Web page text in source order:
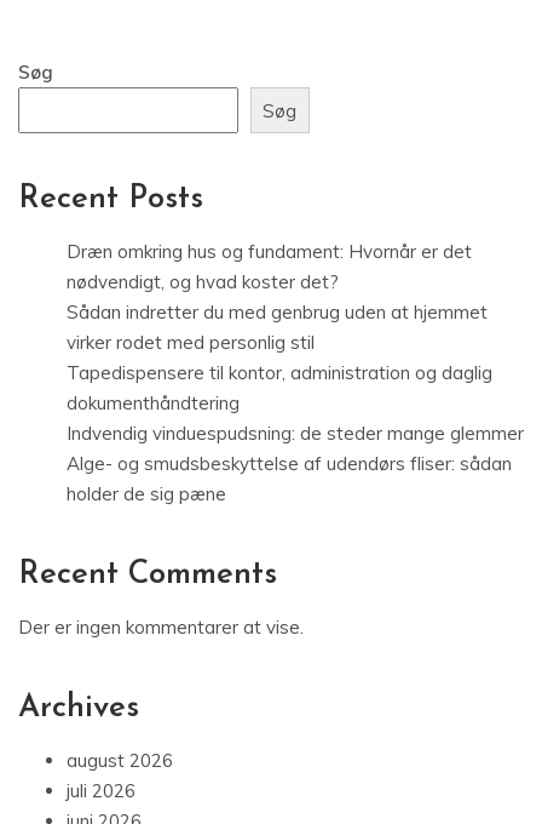
Søg
Søg
Recent Posts
Dræn omkring hus og fundament: Hvornår er det
nødvendigt, og hvad koster det?
Sådan indretter du med genbrug uden at hjemmet
virker rodet med personlig stil
Tapedispensere til kontor, administration og daglig
dokumenthåndtering
Indvendig vinduespudsning: de steder mange glemmer
Alge- og smudsbeskyttelse af udendørs fliser: sådan
holder de sig pæne
Recent Comments
Der er ingen kommentarer at vise.
Archives
august 2026
juli 2026